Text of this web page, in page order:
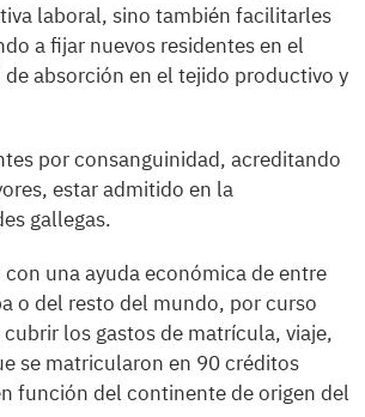
laboral, sino también facilitarles
a fijar nuevos residentes en el
absorción en el tejido productivo y
por consanguinidad, acreditando
estar admitido en la
gallegas.
una ayuda económica de entre
o del resto del mundo, por curso
los gastos de matrícula, viaje,
se matricularon en 90 créditos
función del continente de origen del